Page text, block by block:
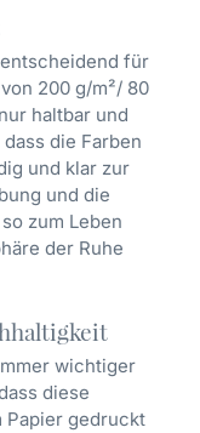
für
200 g/m²/ 80
haltbar und
die Farben
und klar zur
und die
zum Leben
der Ruhe
wichtiger
diese
Papier gedruckt